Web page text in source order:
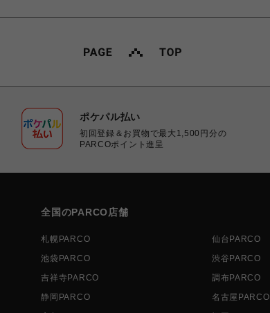
ポケパル払い
初回登録＆お買物で最大1,500円分の
PARCOポイント進呈
全国のPARCO店舗
札幌PARCO 仙台PARCO
池袋PARCO
渋谷PARCO
吉祥寺PARCO
調布PARCO
静岡PARCO
名古屋PARCO